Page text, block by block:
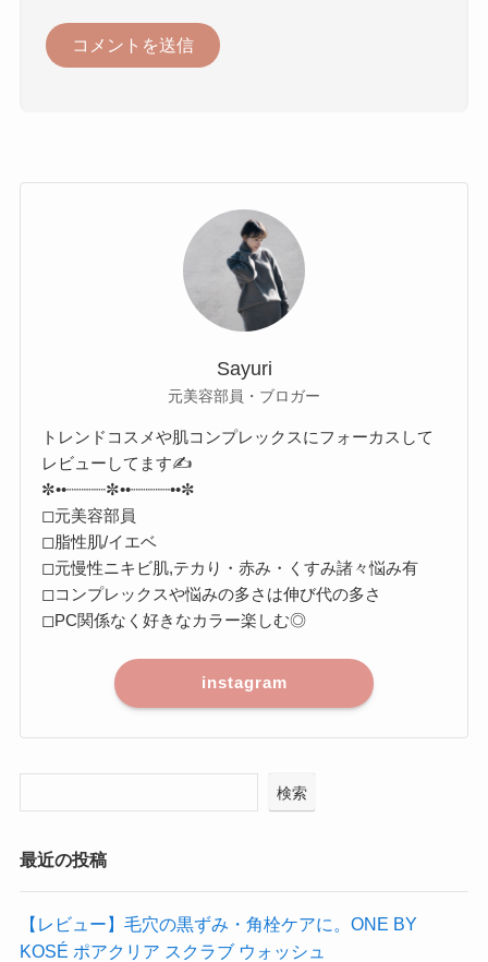
Sayuri
元美容部員・ブロガー
トレンドコスメや肌コンプレックスにフォーカスして
レビューしてます✍️
✼••┈┈┈┈✼••┈┈┈┈••✼
◻︎元美容部員
◻︎脂性肌/イエベ
◻︎元慢性ニキビ肌,テカり・赤み・くすみ諸々悩み有
◻︎コンプレックスや悩みの多さは伸び代の多さ
◻︎PC関係なく好きなカラー楽しむ◎
instagram
検索
最近の投稿
【レビュー】毛穴の黒ずみ・角栓ケアに。ONE BY
KOSÉ ポアクリア スクラブ ウォッシュ